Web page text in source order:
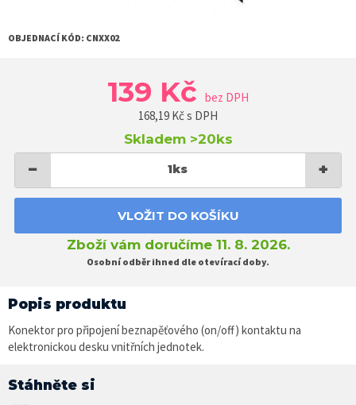
OBJEDNACÍ KÓD: CNXX02
139 Kč bez DPH
168,19 Kč s DPH
Skladem >20ks
− 1ks +
VLOŽIT DO KOŠÍKU
Zboží vám doručíme 11. 8. 2026.
Osobní odběr ihned dle otevírací doby.
Popis produktu
Konektor pro připojení beznapěťového (on/off) kontaktu na
elektronickou desku vnitřních jednotek.
Stáhněte si